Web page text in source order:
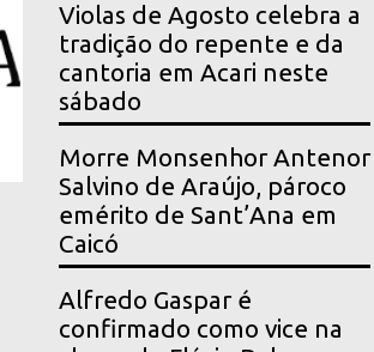
Violas de Agosto celebra a
tradição do repente e da
cantoria em Acari neste
sábado
Morre Monsenhor Antenor
Salvino de Araújo, pároco
emérito de Sant’Ana em
Caicó
Alfredo Gaspar é
confirmado como vice na